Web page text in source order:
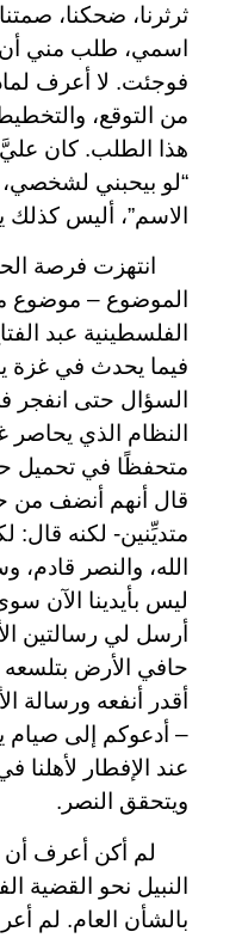
ثرثرنا، ضحكنا،
اسمي، طلب مني أن
فوجئت. لا أعرف
من التوقع،
هذا الطلب. كان عليَّ
“لو بيحبني
الاسم”، أليس
انتهزت فرصة
الموضوع – موضوع
الفلسطينية عبد
فيما يحدث في غزة
السؤال حتى انفجر
النظام الذي
متحفظًا في تحميل
قال أنهم أنضف من
متديِّنين- لكنه قال:
الله، والنصر
ليس بأيدينا الآن
أرسل لي رسالتين
حافي الأرض
أقدر أنفعه ورسالة
– أدعوكم إلى صيام
عند الإفطار لأهلنا
ويتحقق النصر.
لم أكن أعرف أن
النبيل نحو القضية
بالشأن العام. لم